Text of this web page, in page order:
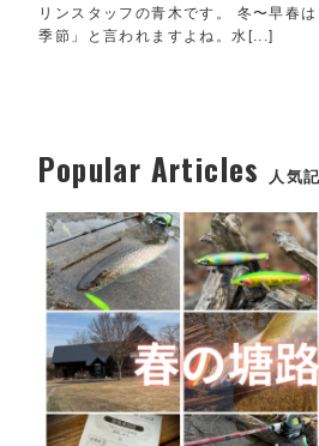
リンスタッフの青木です。 冬〜早春
季節」と言われますよね。水[...]
Popular Articles 人気